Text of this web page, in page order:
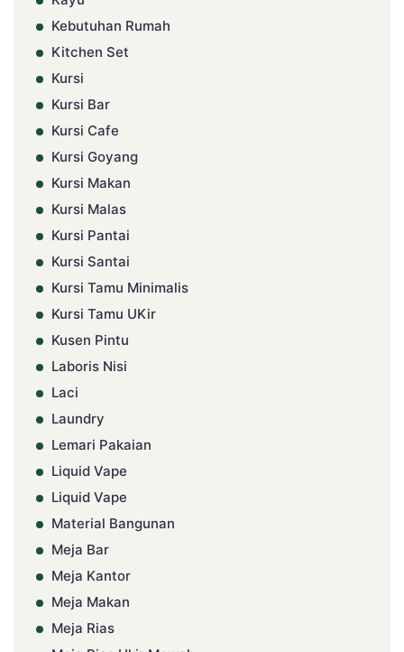
Kebutuhan Rumah
Kitchen Set
Kursi
Kursi Bar
Kursi Cafe
Kursi Goyang
Kursi Makan
Kursi Malas
Kursi Pantai
Kursi Santai
Kursi Tamu Minimalis
Kursi Tamu UKir
Kusen Pintu
Laboris Nisi
Laci
Laundry
Lemari Pakaian
Liquid Vape
Liquid Vape
Material Bangunan
Meja Bar
Meja Kantor
Meja Makan
Meja Rias